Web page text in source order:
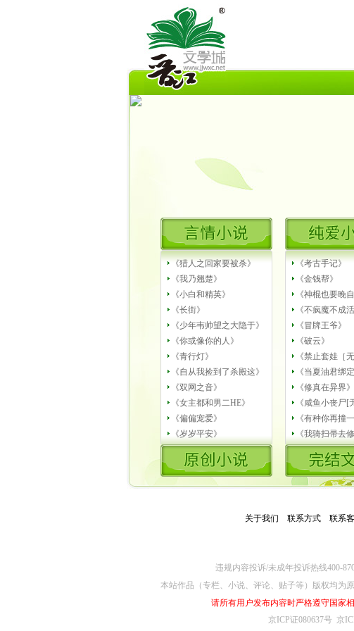
《猎人之回家要被杀》
《我乃翘楚》
《小白和精英》
《长街》
《少年韦帅望之大隐于》
《你或像你的人》
《青行灯》
《自从我捡到了杀殿这》
《双网之音》
《女主都和男二HE》
《偏偏宠爱》
《岁岁平安》
《考古手记》
《金钱帮》
《神棍也要晚自
《不疯魔不成活
《冒牌王爷》
《破云》
《禁止套娃［
《当夏油君绑
《修真在异界》
《咸鱼小丧尸[
《有种你再撞一
《我骑扫帚去修
关于我们 联系方式 联系
违规内容投诉/未成年投诉热线400-
本站作品（专栏、小说、评论、贴子等）版权均为
请所有用户发布内容时严格遵守国家
京ICP证080637号 京